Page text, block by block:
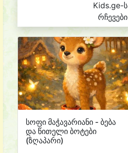
Kids.ge-ს
რჩევები
სოფი მაჭავარიანი - ბება
და წითელი ბოტები
(ზღაპარი)